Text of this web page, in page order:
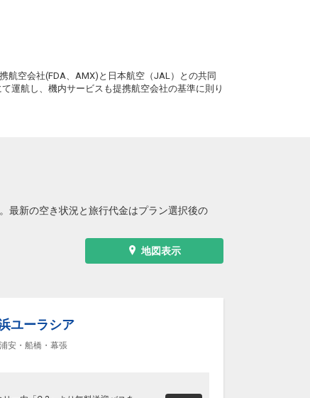
航空会社(FDA、AMX)と日本航空（JAL）との共同
運航し、機内サービスも提携航空会社の基準に則り
最新の空き状況と旅行代金はプラン選択後の
地図表示
ユーラシア
安・船橋・幕張